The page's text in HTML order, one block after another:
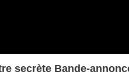
secrète Bande-